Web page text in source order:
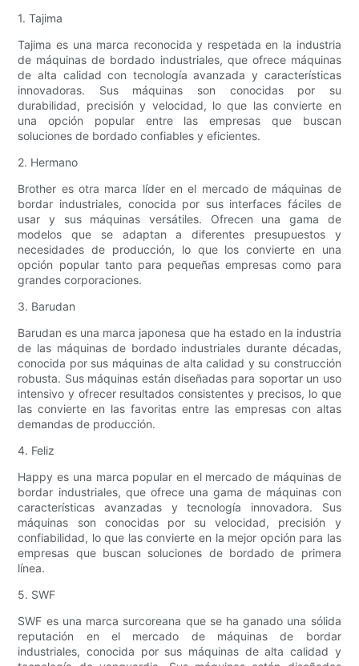
1. Tajima
Tajima es una marca reconocida y respetada en la industria
de máquinas de bordado industriales, que ofrece máquinas
de alta calidad con tecnología avanzada y características
innovadoras. Sus máquinas son conocidas por su
durabilidad, precisión y velocidad, lo que las convierte en
una opción popular entre las empresas que buscan
soluciones de bordado confiables y eficientes.
2. Hermano
Brother es otra marca líder en el mercado de máquinas de
bordar industriales, conocida por sus interfaces fáciles de
usar y sus máquinas versátiles. Ofrecen una gama de
modelos que se adaptan a diferentes presupuestos y
necesidades de producción, lo que los convierte en una
opción popular tanto para pequeñas empresas como para
grandes corporaciones.
3. Barudan
Barudan es una marca japonesa que ha estado en la industria
de las máquinas de bordado industriales durante décadas,
conocida por sus máquinas de alta calidad y su construcción
robusta. Sus máquinas están diseñadas para soportar un uso
intensivo y ofrecer resultados consistentes y precisos, lo que
las convierte en las favoritas entre las empresas con altas
demandas de producción.
4. Feliz
Happy es una marca popular en el mercado de máquinas de
bordar industriales, que ofrece una gama de máquinas con
características avanzadas y tecnología innovadora. Sus
máquinas son conocidas por su velocidad, precisión y
confiabilidad, lo que las convierte en la mejor opción para las
empresas que buscan soluciones de bordado de primera
línea.
5. SWF
SWF es una marca surcoreana que se ha ganado una sólida
reputación en el mercado de máquinas de bordar
industriales, conocida por sus máquinas de alta calidad y